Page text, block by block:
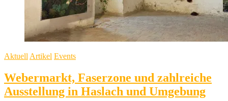
AktuellArtikel Events
Webermarkt, Faserzone und zahlreiche
Ausstellung in Haslach und Umgebung